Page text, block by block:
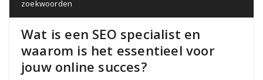
zoekwoorden
Wat is een SEO specialist en
waarom is het essentieel voor
jouw online succes?